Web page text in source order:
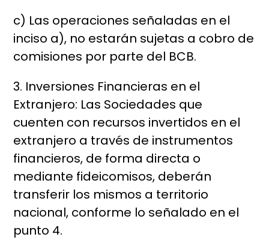
c) Las operaciones señaladas en el
inciso a), no estarán sujetas a cobro de
comisiones por parte del BCB.
3. Inversiones Financieras en el
Extranjero: Las Sociedades que
cuenten con recursos invertidos en el
extranjero a través de instrumentos
financieros, de forma directa o
mediante fideicomisos, deberán
transferir los mismos a territorio
nacional, conforme lo señalado en el
punto 4.